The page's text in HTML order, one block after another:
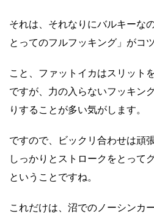
それは、それなりにバルキーな
とってのフルフッキング」がコ
こと、ファットイカはスリット
ですが、力の入らないフッキン
りすることが多い気がします。
ですので、ビックリ合わせは頑
しっかりとストロークをとって
ということですね。
これだけは、沼でのノーシンカ